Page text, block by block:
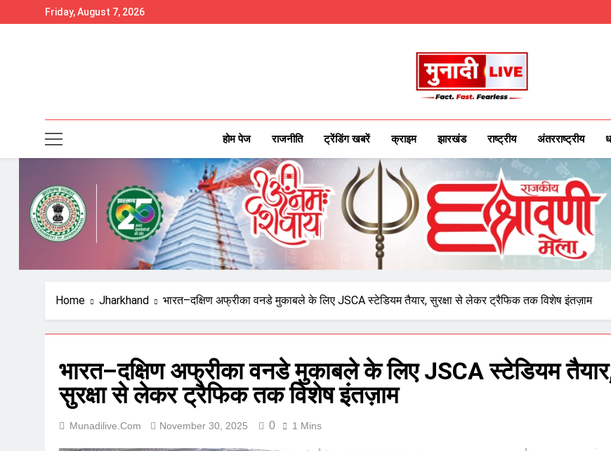
to
Friday, August 7, 2026
Munadi Live – Jharkhand's Leading
होम पेज राजनीति ट्रेंडिंग खबरें क्राइम झारखंड राष्ट्रीय अंतरराष्ट्रीय
Home Jharkhand भारत–दक्षिण अफ्रीका वनडे मुकाबले के लिए JSCA स्टेडियम तैयार, सुरक्षा से लेकर ट्रैफिक तक विशेष इंतज़ाम
भारत–दक्षिण अफ्रीका वनडे मुकाबले के लिए JSCA स्टेडियम
सुरक्षा से लेकर ट्रैफिक तक विशेष इंतज़ाम
Munadilive.com November 30, 2025 0 1 Mins